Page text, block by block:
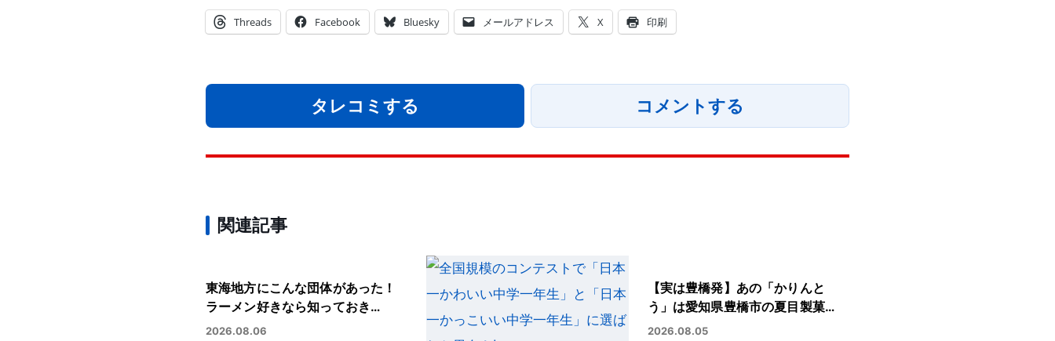
Threads Facebook Bluesky メールアドレス X 印刷
タレコミする コメントする
関連記事
東海地方にこんな団体があった！
ラーメン好きなら知っておき…
2026.08.06
【実は豊橋発】あの「かりんと
う」は愛知県豊橋市の夏目製菓…
2026.08.05